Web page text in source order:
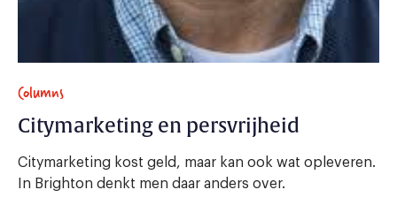
Columns
Citymarketing en persvrijheid
Citymarketing kost geld, maar kan ook wat opleveren.
In Brighton denkt men daar anders over.